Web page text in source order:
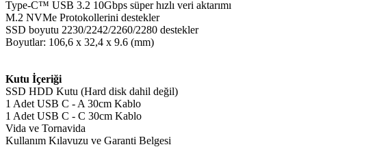
Type-C™ USB 3.2 10Gbps süper hızlı veri aktarımı
M.2 NVMe Protokollerini destekler
SSD boyutu 2230/2242/2260/2280 destekler
Boyutlar: 106,6 x 32,4 x 9.6 (mm)
Kutu İçeriği
SSD HDD Kutu (Hard disk dahil değil)
1 Adet USB C - A 30cm Kablo
1 Adet USB C - C 30cm Kablo
Vida ve Tornavida
Kullanım Kılavuzu ve Garanti Belgesi